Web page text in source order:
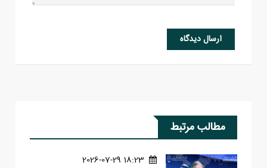
ارسال دیدگاه
مطالب مرتبط
18:23 2026-07-29